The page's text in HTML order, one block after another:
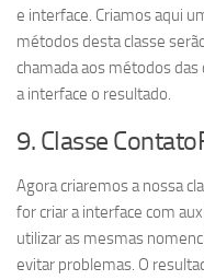
e interface. Criamos aqui
métodos desta classe
chamada aos métodos das
a interface o resultado.
9. Classe
Agora criaremos a nossa
for criar a interface com
utilizar as mesmas
evitar problemas. O